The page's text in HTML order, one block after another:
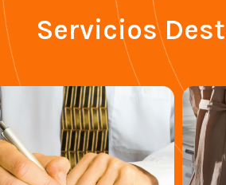
Servicios